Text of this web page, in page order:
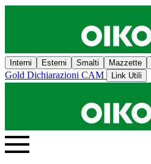
Interni Esterni Smalti Mazzette
Gold Dichiarazioni CAM Link Utili